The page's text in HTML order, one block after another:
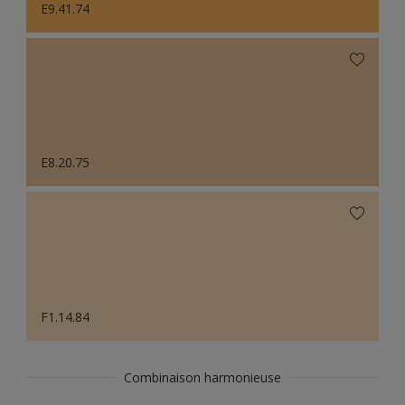
E9.41.74
E8.20.75
F1.14.84
Combinaison harmonieuse